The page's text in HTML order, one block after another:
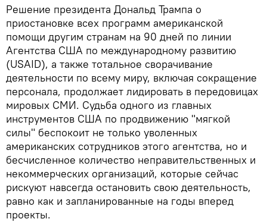
Решение президента Дональд Трампа о
приостановке всех программ американской
помощи другим странам на 90 дней по линии
Агентства США по международному развитию
(USAID), а также тотальное сворачивание
деятельности по всему миру, включая сокращение
персонала, продолжает лидировать в передовицах
мировых СМИ. Судьба одного из главных
инструментов США по продвижению "мягкой
силы" беспокоит не только уволенных
американских сотрудников этого агентства, но и
бесчисленное количество неправительственных и
некоммерческих организаций, которые сейчас
рискуют навсегда остановить свою деятельность,
равно как и запланированные на годы вперед
проекты.